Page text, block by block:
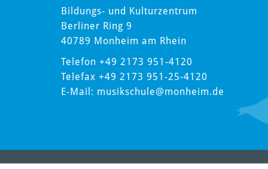
Bildungs- und Kulturzentrum
Berliner Ring 9
40789 Monheim am Rhein
Telefon +49 2173 951-4120
Telefax +49 2173 951-25-4120
E-Mail: musikschule@monheim.de